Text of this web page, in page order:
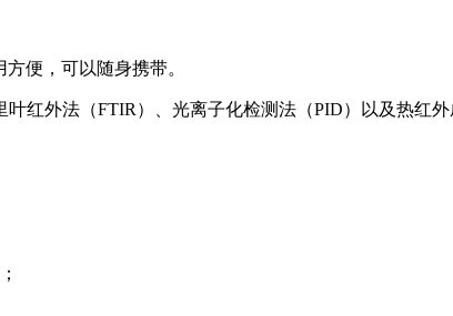
便，可以随身携带。
红外法（FTIR）、光离子化检测法（PID）以及热红外